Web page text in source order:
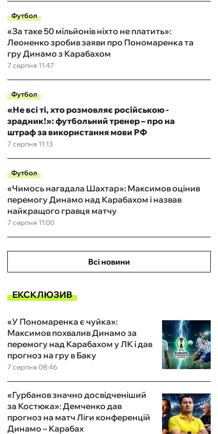
Футбол
7 серпня 11:47
«За таке 50 мільйонів ніхто не платить»:
Леоненко зробив заяви про Пономаренка та
гру Динамо з Карабахом
Футбол
7 серпня 11:13
«Не всі ті, хто розмовляє російською -
зрадник!»: футбольний тренер – про на
штраф за використання мови РФ
Футбол
7 серпня 11:00
«Чимось нагадала Шахтар»: Максимов оцінив
перемогу Динамо над Карабахом і назвав
найкращого гравця матчу
Всі новини
ЕКСКЛЮЗИВ
7 серпня 08:46
«У Пономаренка є чуйка»:
Максимов похвалив Динамо за
перемогу над Карабахом у ЛК і дав
прогноз на гру в Баку
«Гурбанов значно досвідченіший
за Костюка»: Демченко дав
прогноз на матч Ліги конференцій
Динамо – Карабах